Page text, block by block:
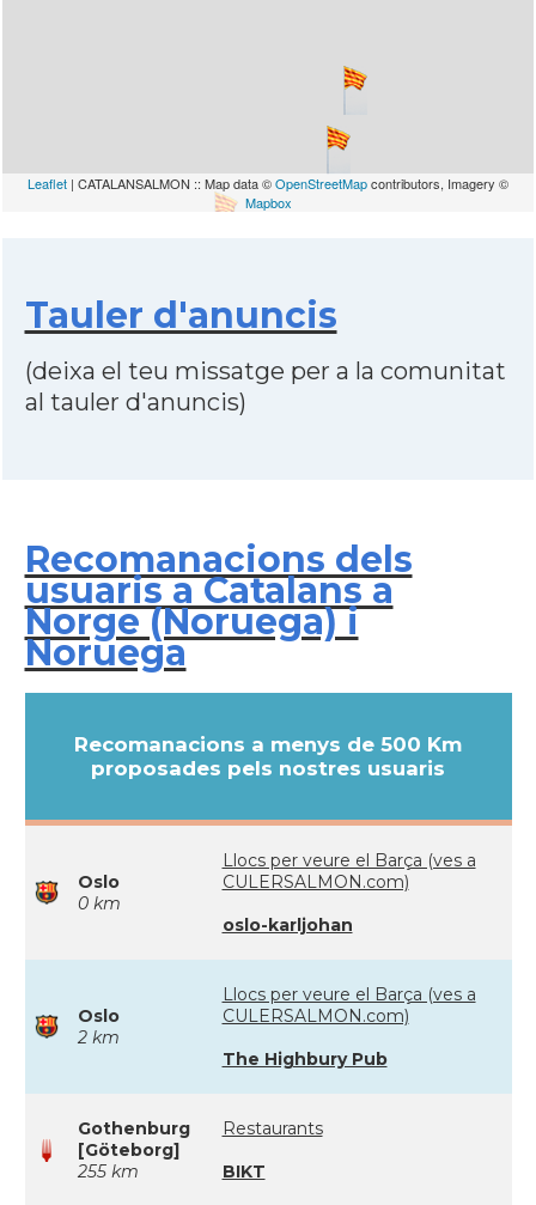
Leaflet | CATALANSALMON :: Map data ©OpenStreetMapcontributors, Imagery ©
Mapbox
Tauler d'anuncis
(deixa el teu missatge per a la comunitat
al tauler d'anuncis)
Recomanacions dels
usuaris a Catalans a
Norge (Noruega) i
Noruega
Recomanacions a menys de 500 Km
proposades pels nostres usuaris
Oslo
0 km
Llocs per veure el Barça (ves a
CULERSALMON.com)
oslo-karljohan
Oslo
2 km
Llocs per veure el Barça (ves a
CULERSALMON.com)
The Highbury Pub
Gothenburg
[Göteborg]
255 km
Restaurants
BIKT